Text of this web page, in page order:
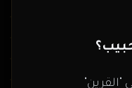
"القرين"